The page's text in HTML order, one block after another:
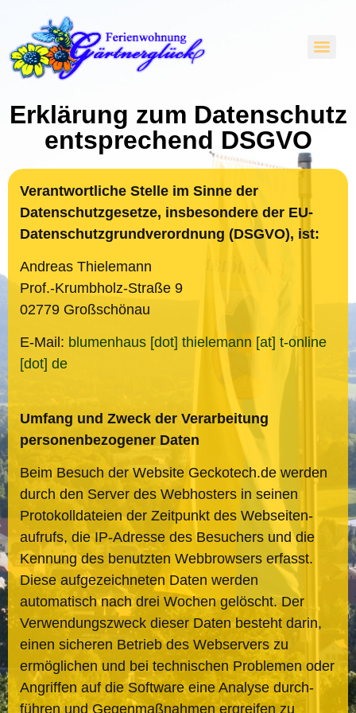
Erklärung zum Datenschutz
entsprechend DSGVO
Verantwortliche Stelle im Sinne der
Datenschutz­gesetze, insbe­sondere der EU-
Daten­schutz­grund­verord­nung (DSGVO), ist:
Andreas Thielemann
Prof.-Krumbholz-Straße 9
02779 Großschönau
E-Mail: blumenhaus [dot] thielemann [at] t-online
[dot] de
Umfang und Zweck der Verarbeitung
personen­bezogener Daten
Beim Besuch der Website Geckotech.de werden
durch den Server des Webhosters in seinen
Protokoll­dateien der Zeitpunkt des Webseiten­
aufrufs, die IP-Adresse des Besuchers und die
Kennung des benutzten Web­browsers erfasst.
Diese aufgezeichneten Daten werden
automatisch nach drei Wochen gelöscht. Der
Verwendungs­zweck dieser Daten besteht darin,
einen sicheren Betrieb des Webservers zu
ermöglichen und bei technischen Problemen oder
Angriffen auf die Software eine Analyse durch­
führen und Gegenmaß­nahmen ergreifen zu